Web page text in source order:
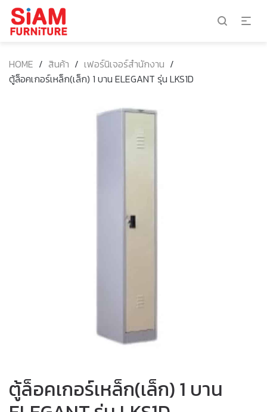
HOME / สินค้า / เฟอร์นิเจอร์สำนักงาน /
ตู้ล็อคเกอร์เหล็ก(เล็ก) 1 บาน ELEGANT รุ่น LKS1D
ตู้ล็อคเกอร์เหล็ก(เล็ก) 1 บาน